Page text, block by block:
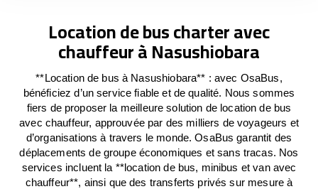
Location de bus charter avec
chauffeur à Nasushiobara
**Location de bus à Nasushiobara** : avec OsaBus,
bénéficiez d’un service fiable et de qualité. Nous sommes
fiers de proposer la meilleure solution de location de bus
avec chauffeur, approuvée par des milliers de voyageurs et
d’organisations à travers le monde. OsaBus garantit des
déplacements de groupe économiques et sans tracas. Nos
services incluent la **location de bus, minibus et van avec
chauffeur**, ainsi que des transferts privés sur mesure à